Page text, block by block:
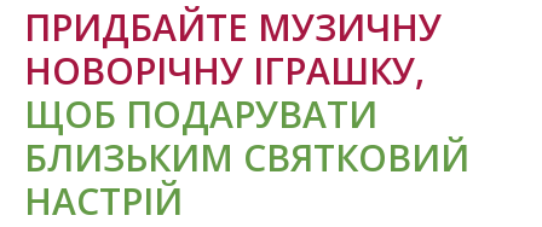
ПРИДБАЙТЕ МУЗИЧНУ
НОВОРІЧНУ ІГРАШКУ,
ЩОБ ПОДАРУВАТИ
БЛИЗЬКИМ СВЯТКОВИЙ
НАСТРІЙ